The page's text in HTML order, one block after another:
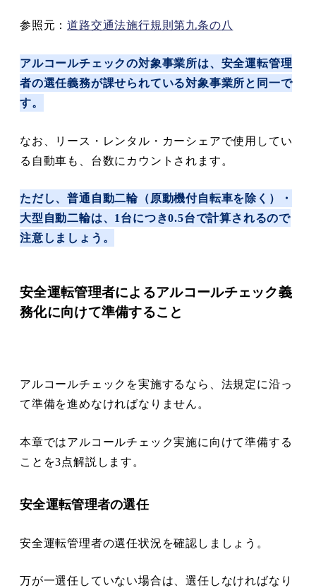
参照元：道路交通法施行規則第九条の八
アルコールチェックの対象事業所は、安全運転管理
者の選任義務が課せられている対象事業所と同一で
す。
なお、リース・レンタル・カーシェアで使用してい
る自動車も、台数にカウントされます。
ただし、普通自動二輪（原動機付自転車を除く）・
大型自動二輪は、1台につき0.5台で計算されるので
注意しましょう。
安全運転管理者によるアルコールチェック義
務化に向けて準備すること
アルコールチェックを実施するなら、法規定に沿っ
て準備を進めなければなりません。
本章ではアルコールチェック実施に向けて準備する
ことを3点解説します。
安全運転管理者の選任
安全運転管理者の選任状況を確認しましょう。
万が一選任していない場合は、選任しなければなり